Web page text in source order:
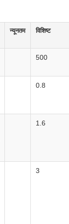
न्यूनतम विशिष्ट
500
0.8
1.6
3